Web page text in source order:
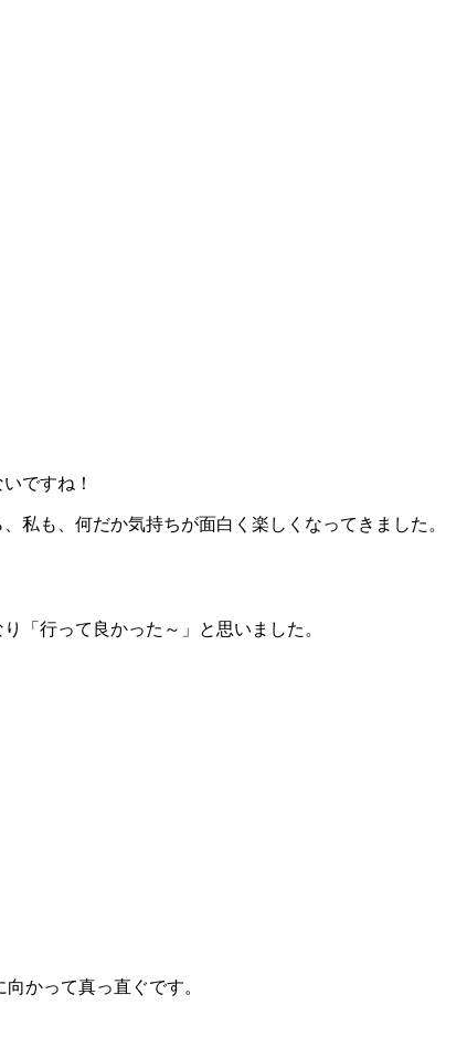
ですね！
私も、何だか気持ちが面白く楽しくなってきました。
「行って良かった～」と思いました。
かって真っ直ぐです。